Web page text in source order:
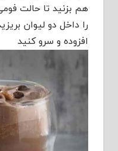
هم بزنید تا حالت
را داخل دو لیوان
افزوده و سرو کنید